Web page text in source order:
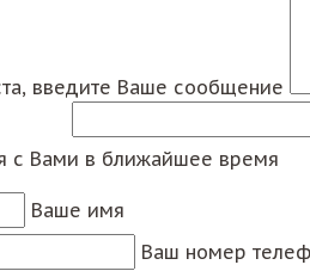
введите Ваше сообщение
с Вами в ближайшее время
Ваше имя
Ваш номер